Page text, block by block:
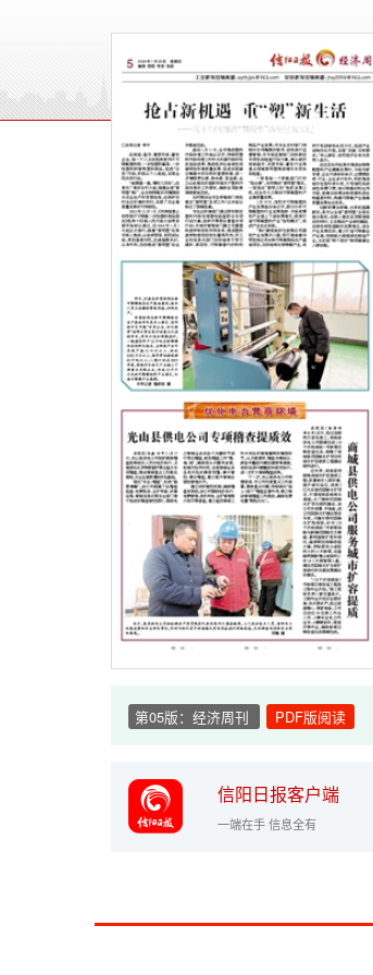
第05版：经济周刊 PDF版阅读
信阳日报客户端
一端在手 信息全有